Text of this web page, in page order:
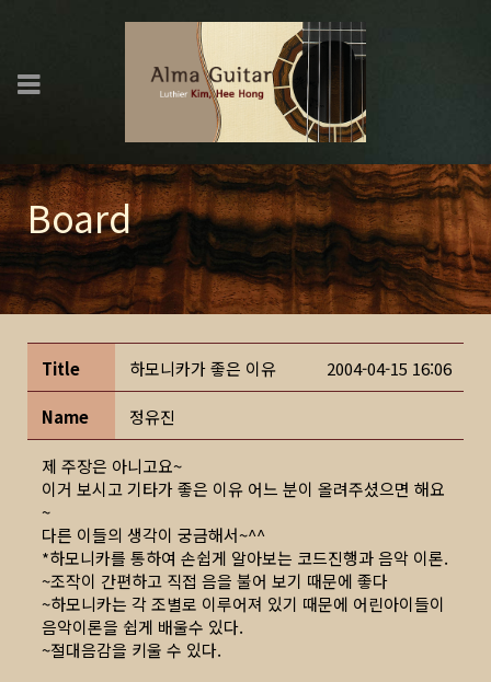
Board
Title 하모니카가 좋은 이유 2004-04-15 16:06
Name 정유진
제 주장은 아니고요~
이거 보시고 기타가 좋은 이유 어느 분이 올려주셨으면 해요
~
다른 이들의 생각이 궁금해서~^^
*하모니카를 통하여 손쉽게 알아보는 코드진행과 음악 이론.
~조작이 간편하고 직접 음을 불어 보기 때문에 좋다
~하모니카는 각 조별로 이루어져 있기 때문에 어린아이들이
음악이론을 쉽게 배울수 있다.
~절대음감을 키울 수 있다.